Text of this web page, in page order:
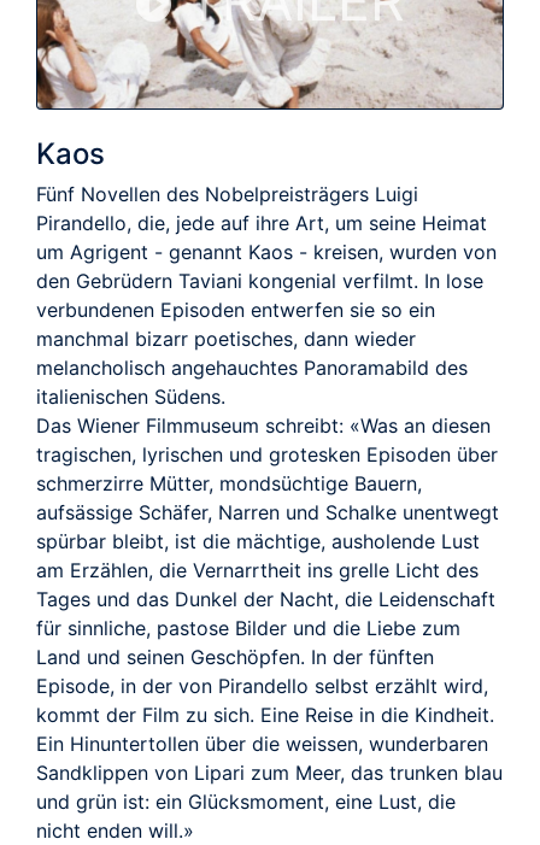
Kaos
Fünf Novellen des Nobelpreisträgers Luigi
Pirandello, die, jede auf ihre Art, um seine Heimat
um Agrigent - genannt Kaos - kreisen, wurden von
den Gebrüdern Taviani kongenial verfilmt. In lose
verbundenen Episoden entwerfen sie so ein
manchmal bizarr poetisches, dann wieder
melancholisch angehauchtes Panoramabild des
italienischen Südens.
Das Wiener Filmmuseum schreibt: «Was an diesen
tragischen, lyrischen und grotesken Episoden über
schmerzirre Mütter, mondsüchtige Bauern,
aufsässige Schäfer, Narren und Schalke unentwegt
spürbar bleibt, ist die mächtige, ausholende Lust
am Erzählen, die Vernarrtheit ins grelle Licht des
Tages und das Dunkel der Nacht, die Leidenschaft
für sinnliche, pastose Bilder und die Liebe zum
Land und seinen Geschöpfen. In der fünften
Episode, in der von Pirandello selbst erzählt wird,
kommt der Film zu sich. Eine Reise in die Kindheit.
Ein Hinuntertollen über die weissen, wunderbaren
Sandklippen von Lipari zum Meer, das trunken blau
und grün ist: ein Glücksmoment, eine Lust, die
nicht enden will.»